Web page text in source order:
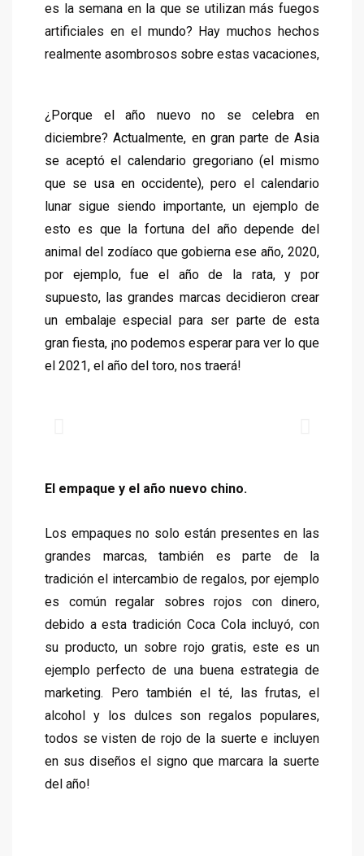
es la semana en la que se utilizan más fuegos
artificiales en el mundo? Hay muchos hechos
realmente asombrosos sobre estas vacaciones,
¿Porque el año nuevo no se celebra en
diciembre? Actualmente, en gran parte de Asia
se aceptó el calendario gregoriano (el mismo
que se usa en occidente), pero el calendario
lunar sigue siendo importante, un ejemplo de
esto es que la fortuna del año depende del
animal del zodíaco que gobierna ese año, 2020,
por ejemplo, fue el año de la rata, y por
supuesto, las grandes marcas decidieron crear
un embalaje especial para ser parte de esta
gran fiesta, ¡no podemos esperar para ver lo que
el 2021, el año del toro, nos traerá!
El empaque y el año nuevo chino.
Los empaques no solo están presentes en las
grandes marcas, también es parte de la
tradición el intercambio de regalos, por ejemplo
es común regalar sobres rojos con dinero,
debido a esta tradición Coca Cola incluyó, con
su producto, un sobre rojo gratis, este es un
ejemplo perfecto de una buena estrategia de
marketing. Pero también el té, las frutas, el
alcohol y los dulces son regalos populares,
todos se visten de rojo de la suerte e incluyen
en sus diseños el signo que marcara la suerte
del año!